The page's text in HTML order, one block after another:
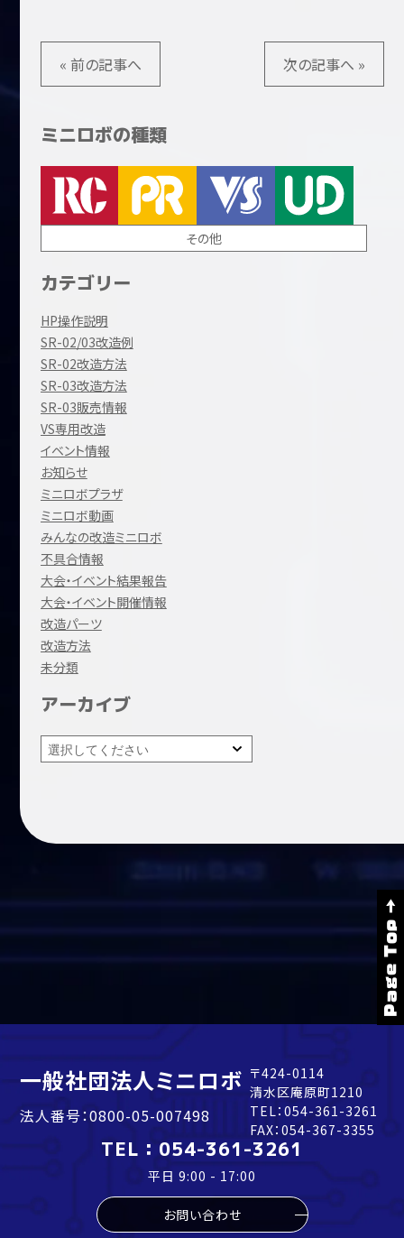
« 前の記事へ 次の記事へ »
ミニロボの種類
その他
カテゴリー
HP操作説明
SR-02/03改造例
SR-02改造方法
SR-03改造方法
SR-03販売情報
VS専用改造
イベント情報
お知らせ
ミニロボプラザ
ミニロボ動画
みんなの改造ミニロボ
不具合情報
大会・イベント結果報告
大会・イベント開催情報
改造パーツ
改造方法
未分類
アーカイブ
Page Top →
一般社団法人ミニロボ
法人番号：0800-05-007498
〒424-0114
清水区庵原町1210
TEL： 054-361-3261
FAX：054-367-3355
TEL： 054-361-3261
平日 9:00 - 17:00
お問い合わせ